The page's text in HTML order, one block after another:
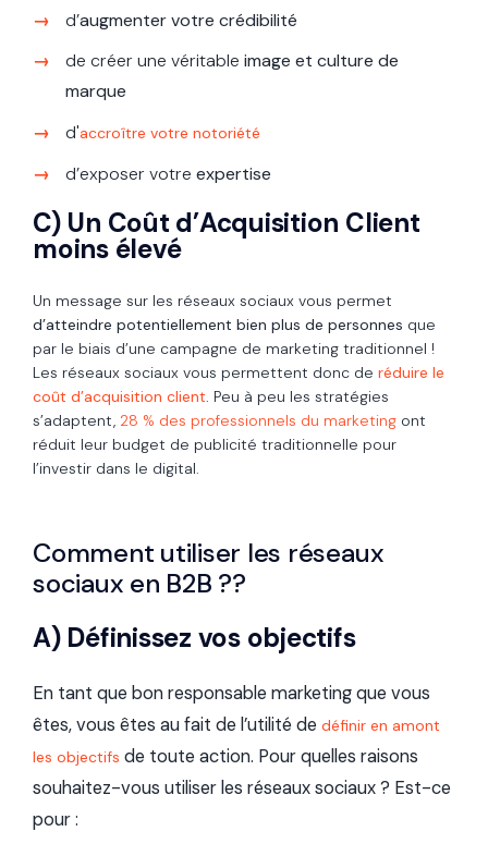
d’augmenter votre crédibilité
de créer une véritable image et culture de
marque
d'accroître votre notoriété
d’exposer votre expertise
C) Un Coût d’Acquisition Client
moins élevé
Un message sur les réseaux sociaux vous permet
d’atteindre potentiellement bien plus de personnes que
par le biais d’une campagne de marketing traditionnel !
Les réseaux sociaux vous permettent donc de réduire le
coût d’acquisition client. Peu à peu les stratégies
s’adaptent, 28 % des professionnels du marketing ont
réduit leur budget de publicité traditionnelle pour
l’investir dans le digital.
Comment utiliser les réseaux
sociaux en B2B ??
A) Définissez vos objectifs
En tant que bon responsable marketing que vous
êtes, vous êtes au fait de l’utilité de définir en amont
les objectifs de toute action. Pour quelles raisons
souhaitez-vous utiliser les réseaux sociaux ? Est-ce
pour :